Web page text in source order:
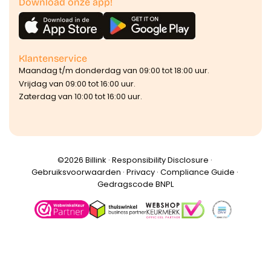
Klantenservice
Maandag t/m donderdag van 09:00 tot 18:00 uur.
Vrijdag van 09:00 tot 16:00 uur.
Zaterdag van 10:00 tot 16:00 uur.
©️2026 Billink · Responsibility Disclosure ·
Gebruiksvoorwaarden · Privacy· Compliance Guide ·
Gedragscode BNPL